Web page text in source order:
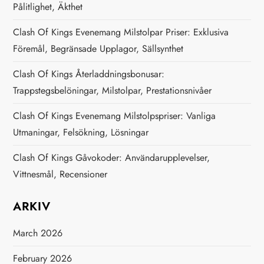
Pålitlighet, Äkthet
Clash Of Kings Evenemang Milstolpar Priser: Exklusiva
Föremål, Begränsade Upplagor, Sällsynthet
Clash Of Kings Återladdningsbonusar:
Trappstegsbelöningar, Milstolpar, Prestationsnivåer
Clash Of Kings Evenemang Milstolpspriser: Vanliga
Utmaningar, Felsökning, Lösningar
Clash Of Kings Gåvokoder: Användarupplevelser,
Vittnesmål, Recensioner
ARKIV
March 2026
February 2026